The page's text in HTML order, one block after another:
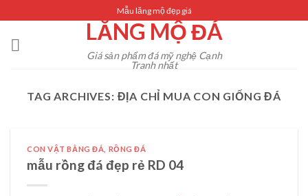
content
Mẫu lăng mộ đẹp giá
LĂNG MỘ ĐÁ
Giá sản phẩm đá mỹ nghệ Cạnh
Tranh nhất
TAG ARCHIVES: ĐỊA CHỈ MUA CON GIỐNG ĐÁ
CON VẬT BẰNG ĐÁ RỒNG ĐÁ
mẫu rồng đá đẹp rẻ RD 04